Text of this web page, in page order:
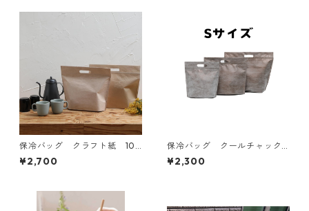
保冷バッグ クラフト紙 10
枚入り W350×H295×底マチ
60+60mm
¥2,700
保冷バッグ クールチャック
ブラウン Sサイズ 10枚入
り W270×275×底マチ40+4
¥2,300